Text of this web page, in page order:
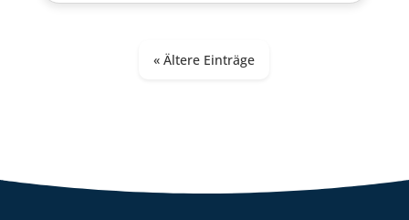
« Ältere Einträge